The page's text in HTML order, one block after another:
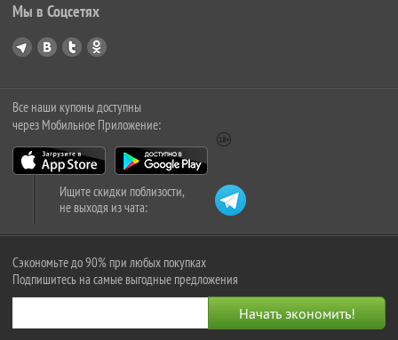
Мы в Соцсетях
Все наши купоны доступны
через Мобильное Приложение:
Ищите скидки поблизости,
не выходя из чата:
Сэкономьте до 90% при любых покупках
Подпишитесь на самые выгодные предложения